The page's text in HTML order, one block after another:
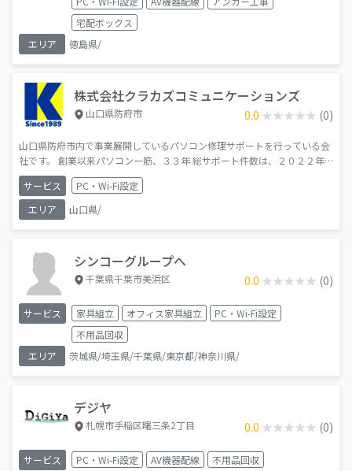
宅配ボックス
エリア
徳島県/
株式会社クラカズコミュニケーションズ
山口県防府市 0.0 ★★★★★
★★★★★ (0)
山口県防府市内で事業展開しているパソコン修理サポートを行っている会
社です。 創業以来パソコン一筋、３３年 総サポート件数は、２０２２年
３月３１日現在、累計２３,２４９件達成 パソコンやインターネット、ス
マートフォンなどのトラブル・設定などは当社におまかせください ※パソ
コンはWindows中心です。
サービス
PC・Wi-Fi設定
エリア
山口県/
シンコーグループへ
千葉県千葉市美浜区 0.0 ★★★★★
★★★★★ (0)
サービス 家具組立 オフィス家具組立
PC・Wi-Fi設定
不用品回収
エリア
茨城県/埼玉県/千葉県/東京都/神奈川県/
デジヤ
札幌市手稲区曙三条2丁目 0.0 ★★★★★
★★★★★ (0)
サービス PC・Wi-Fi設定 AV機器配線
不用品回収